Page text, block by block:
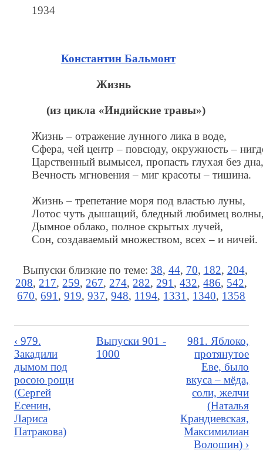
1934
Константин Бальмонт
Жизнь
(из цикла «Индийские травы»)
Жизнь – отражение лунного лика в воде,
Сфера, чей центр – повсюду, окружность –
Царственный вымысел, пропасть глухая без дна,
Вечность мгновения – миг красоты – тишина.
Жизнь – трепетание моря под властью луны,
Лотос чуть дышащий, бледный любимец
Дымное облако, полное скрытых лучей,
Сон, создаваемый множеством, всех – и ничей.
Выпуски близкие по теме: 38, 44, 70, 182, 204,
208,217,259,267,274,282,291,432,486, 542,
670,691,919,937,948, 1194, 1331, 1340, 1358
‹ 979.
Закадили
дымом под
росою рощи
(Сергей
Есенин,
Лариса
Патракова)
Выпуски 901 -
1000
981. Яблоко,
протянутое
Еве, было
вкуса – мёда,
соли, желчи
(Наталья
Крандиевская,
Максимилиан
Волошин) ›